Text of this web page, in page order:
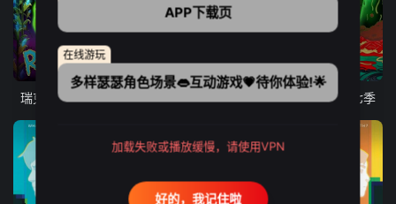
10集全
瑞克和莫蒂 第八季
9集全 10集全
瑞克和莫蒂 第七季
APP下载页
在线游玩
多样瑟瑟角色场景👄互动游戏💗待你体验!🌟
加载失败或播放缓慢，请使用VPN
好的，我记住啦